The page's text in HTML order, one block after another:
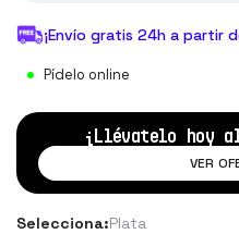
¡Envío gratis 24h a partir
Pídelo online
¡Llévatelo hoy
VER
Selecciona:Plata